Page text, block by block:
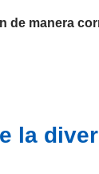
manera
la